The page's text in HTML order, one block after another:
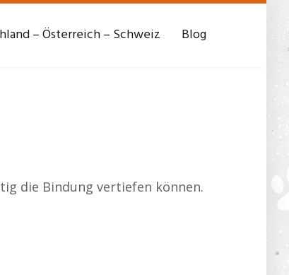
– Österreich – Schweiz Blog
die Bindung vertiefen können.